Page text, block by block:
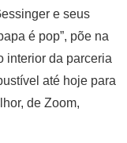
e seus
é pop”, põe na
interior da parceria
até hoje para
de Zoom,